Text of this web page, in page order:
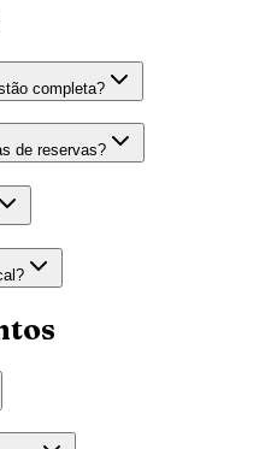
completa?
de reservas?